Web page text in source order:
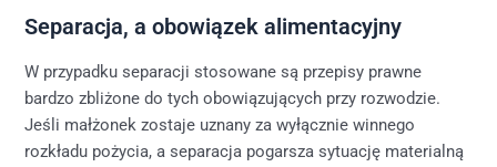
Separacja, a obowiązek alimentacyjny
W przypadku separacji stosowane są przepisy prawne
bardzo zbliżone do tych obowiązujących przy rozwodzie.
Jeśli małżonek zostaje uznany za wyłącznie winnego
rozkładu pożycia, a separacja pogarsza sytuację materialną